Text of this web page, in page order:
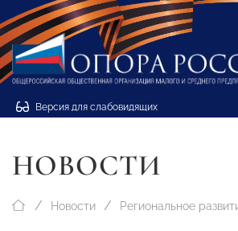
Версия для слабовидящих
НОВОСТИ
Новости Региональное